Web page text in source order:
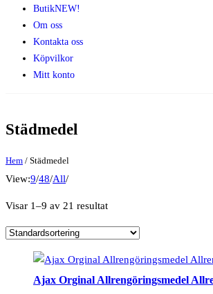
ButikNEW!
Om oss
Kontakta oss
Köpvilkor
Mitt konto
Städmedel
Hem / Städmedel
View:9/48/All/
Visar 1–9 av 21 resultat
Ajax Orginal Allrengöringsmedel